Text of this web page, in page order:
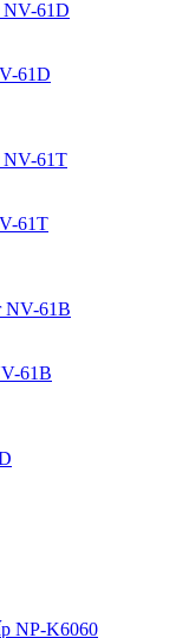
61D
61T
61B